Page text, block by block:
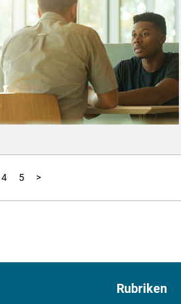
4 5 >
Rubriken